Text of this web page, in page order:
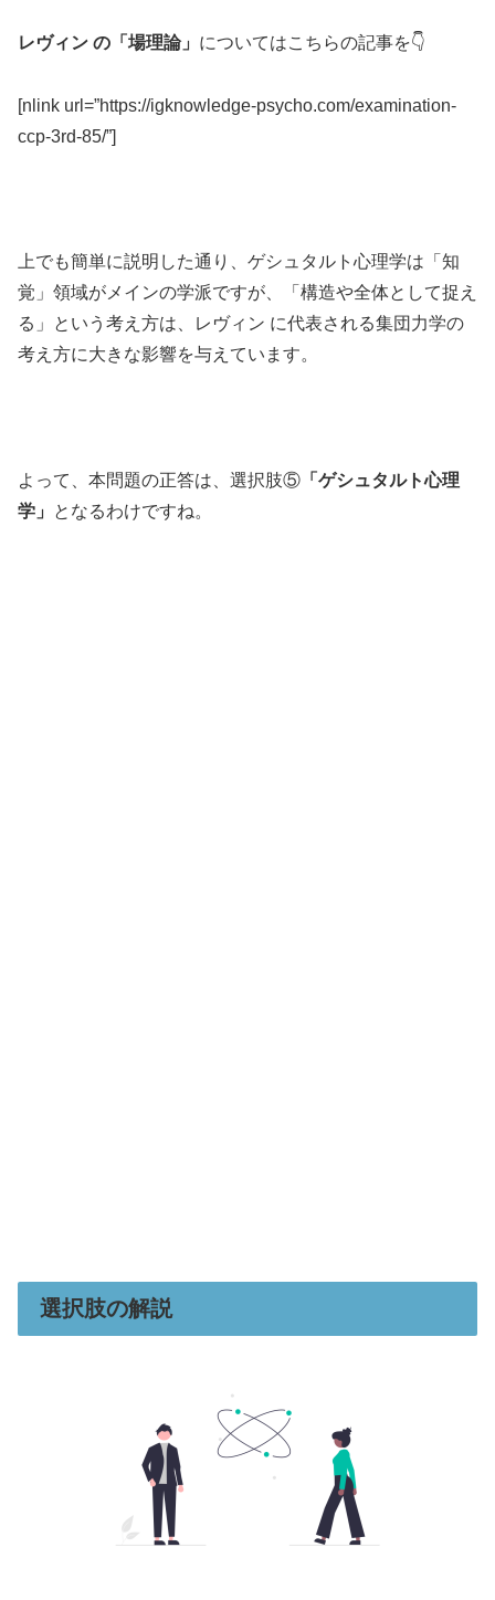
レヴィン の「場理論」 についてはこちらの記事を👇
[nlink url=”https://igknowledge-psycho.com/examination-
ccp-3rd-85/”]
上でも簡単に説明した通り、ゲシュタルト心理学は「知
覚」領域がメインの学派ですが、「構造や全体として捉え
る」という考え方は、レヴィン に代表される集団力学の
考え方に大きな影響を与えています。
よって、本問題の正答は、選択肢⑤ 「ゲシュタルト心理
学」
となるわけですね。
選択肢の解説